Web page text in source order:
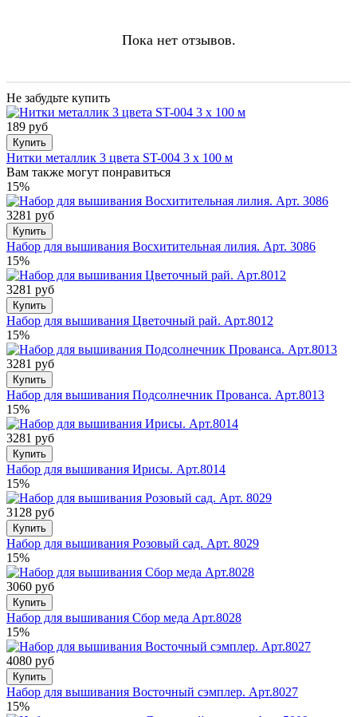
Пока нет отзывов.
Не забудьте купить
189 руб
Купить
Нитки металлик 3 цвета ST-004 3 х 100 м
Вам также могут понравиться
15%
3281 руб
Купить
Набор для вышивания Восхитительная лилия. Арт. 3086
15%
3281 руб
Купить
Набор для вышивания Цветочный рай. Арт.8012
15%
3281 руб
Купить
Набор для вышивания Подсолнечник Прованса. Арт.8013
15%
3281 руб
Купить
Набор для вышивания Ирисы. Арт.8014
15%
3128 руб
Купить
Набор для вышивания Розовый сад. Арт. 8029
15%
3060 руб
Купить
Набор для вышивания Сбор меда Арт.8028
15%
4080 руб
Купить
Набор для вышивания Восточный сэмплер. Арт.8027
15%